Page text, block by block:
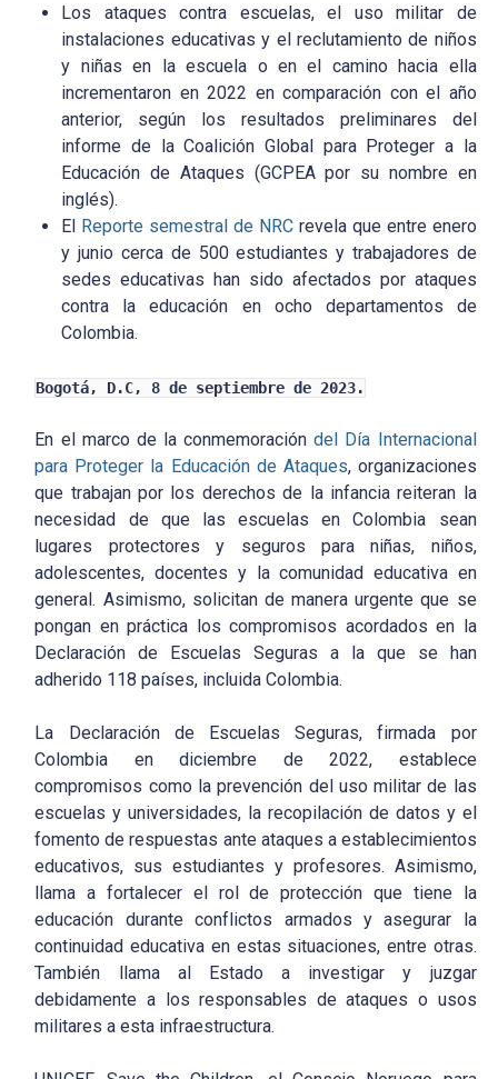
Los ataques contra escuelas, el uso militar de
instalaciones educativas y el reclutamiento de niños
y niñas en la escuela o en el camino hacia ella
incrementaron en 2022 en comparación con el año
anterior, según los resultados preliminares del
informe de la Coalición Global para Proteger a la
Educación de Ataques (GCPEA por su nombre en
inglés).
El Reporte semestral de NRC revela que entre enero
y junio cerca de 500 estudiantes y trabajadores de
sedes educativas han sido afectados por ataques
contra la educación en ocho departamentos de
Colombia.
Bogotá, D.C, 8 de septiembre de 2023.
En el marco de la conmemoracióndel Día Internacional
para Proteger la Educación de Ataques, organizaciones
que trabajan por los derechos de la infancia reiteran la
necesidad de que las escuelas en Colombia sean
lugares protectores y seguros para niñas, niños,
adolescentes, docentes y la comunidad educativa en
general. Asimismo, solicitan de manera urgente que se
pongan en práctica los compromisos acordados en la
Declaración de Escuelas Seguras a la que se han
adherido 118 países, incluida Colombia.
La Declaración de Escuelas Seguras, firmada por
Colombia en diciembre de 2022, establece
compromisos como la prevención del uso militar de las
escuelas y universidades, la recopilación de datos y el
fomento de respuestas ante ataques a establecimientos
educativos, sus estudiantes y profesores. Asimismo,
llama a fortalecer el rol de protección que tiene la
educación durante conflictos armados y asegurar la
continuidad educativa en estas situaciones, entre otras.
También llama al Estado a investigar y juzgar
debidamente a los responsables de ataques o usos
militares a esta infraestructura.